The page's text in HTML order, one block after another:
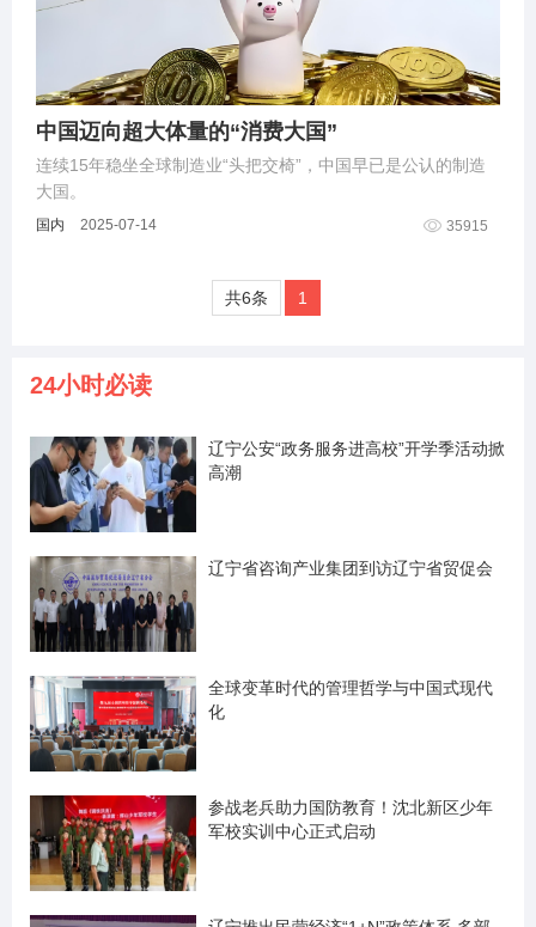
中国迈向超大体量的“消费大国”
连续15年稳坐全球制造业“头把交椅”，中国早已是公认的制造
大国。
国内 2025-07-14 35915
共6条 1
24小时必读
辽宁公安“政务服务进高校”开学季活动掀
高潮
辽宁省咨询产业集团到访辽宁省贸促会
全球变革时代的管理哲学与中国式现代
化
参战老兵助力国防教育！沈北新区少年
军校实训中心正式启动